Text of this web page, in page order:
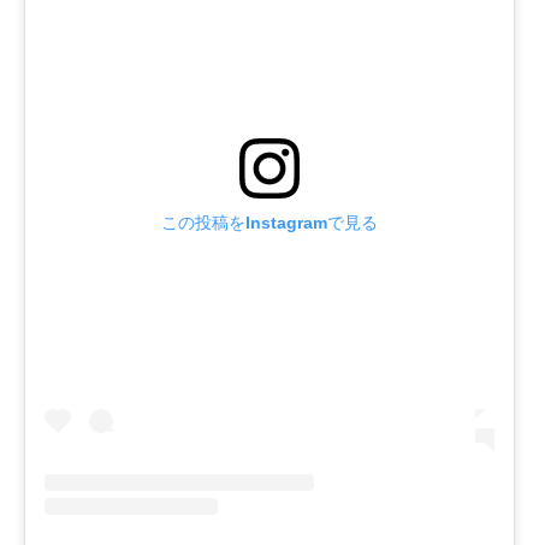
この投稿をInstagramで見る